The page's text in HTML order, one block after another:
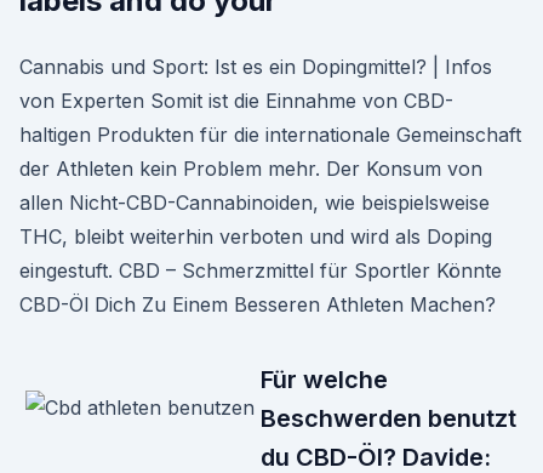
Cannabis und Sport: Ist es ein Dopingmittel? | Infos
von Experten Somit ist die Einnahme von CBD-
haltigen Produkten für die internationale Gemeinschaft
der Athleten kein Problem mehr. Der Konsum von
allen Nicht-CBD-Cannabinoiden, wie beispielsweise
THC, bleibt weiterhin verboten und wird als Doping
eingestuft. CBD – Schmerzmittel für Sportler Könnte
CBD-Öl Dich Zu Einem Besseren Athleten Machen?
Für welche
Beschwerden benutzt
du CBD-Öl? Davide: